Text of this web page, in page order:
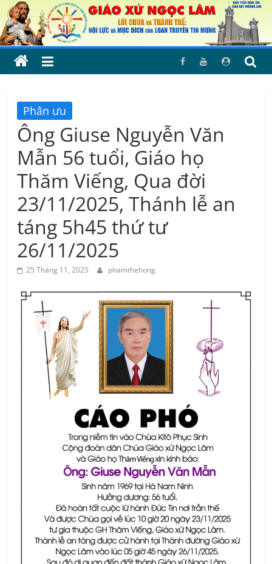
Skip
to
content
Phân ưu
Ông Giuse Nguyễn Văn
Mẫn 56 tuổi, Giáo họ
Thăm Viếng, Qua đời
23/11/2025, Thánh lễ an
táng 5h45 thứ tư
26/11/2025
25 Tháng 11, 2025 phamthehong